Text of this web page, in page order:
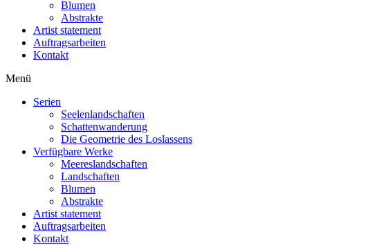
Blumen
Abstrakte
Artist statement
Auftragsarbeiten
Kontakt
Menü
Serien
Seelenlandschaften
Schattenwanderung
Die Geometrie des Loslassens
Verfügbare Werke
Meereslandschaften
Landschaften
Blumen
Abstrakte
Artist statement
Auftragsarbeiten
Kontakt